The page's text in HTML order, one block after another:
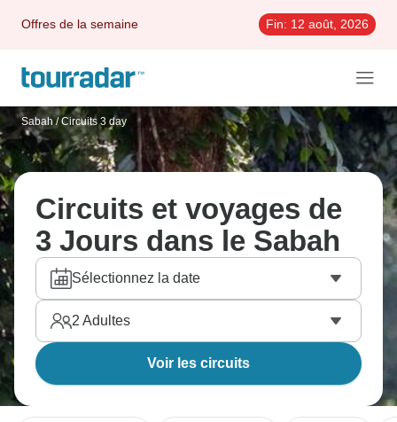
Offres de la semaine Fin: 12 août, 2026
Sabah / Circuits 3 day
Circuits et voyages de
3 Jours dans le Sabah
Sélectionnez la date
2 Adultes
Voir les circuits